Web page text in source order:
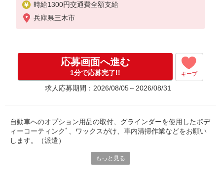
時給1300円交通費全額支給
兵庫県三木市
応募画面へ進む
1分で応募完了!! キープ
求人応募期間：2026/08/05～2026/08/31
自動車へのオプション用品の取付、グラインダーを使用したボデ
ィーコーティンクﾞ、ワックスがけ、車内清掃作業などをお願い
します。（派遣）
長期勤務可能。車両の移動のため運転する可能性有。20代から4
もっと見る